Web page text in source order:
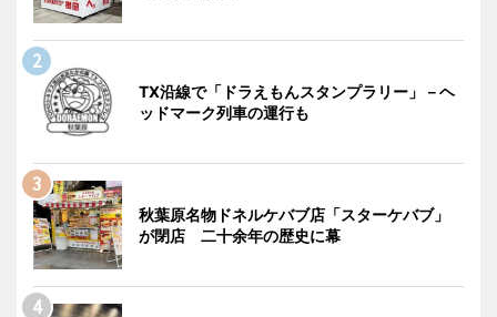
TX沿線で「ドラえもんスタンプラリー」－ヘ
ッドマーク列車の運行も
秋葉原名物ドネルケバブ店「スターケバブ」
が閉店 二十余年の歴史に幕